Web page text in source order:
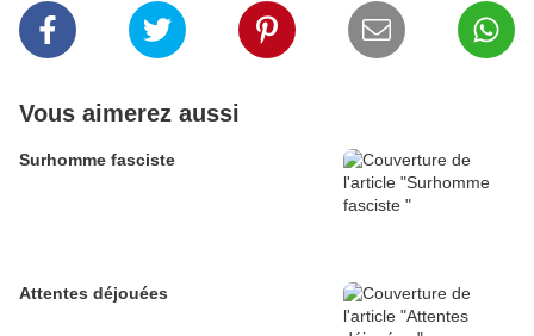
Vous aimerez aussi
Surhomme fasciste
Attentes déjouées